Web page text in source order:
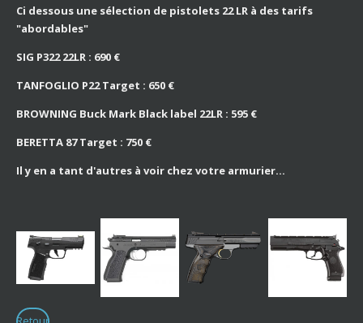
Ci dessous une sélection de pistolets 22 LR à des tarifs
"abordables"
SIG P322 22LR : 690 €
TANFOGLIO P22 Target : 650 €
BROWNING Buck Mark Black label 22LR : 595 €
BERETTA 87 Target : 750 €
Il y en a tant d'autres à voir chez votre armurier...